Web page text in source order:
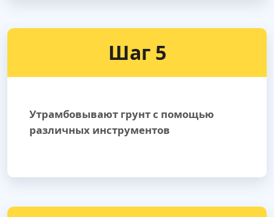
Шаг 5
Утрамбовывают грунт с помощью
различных инструментов